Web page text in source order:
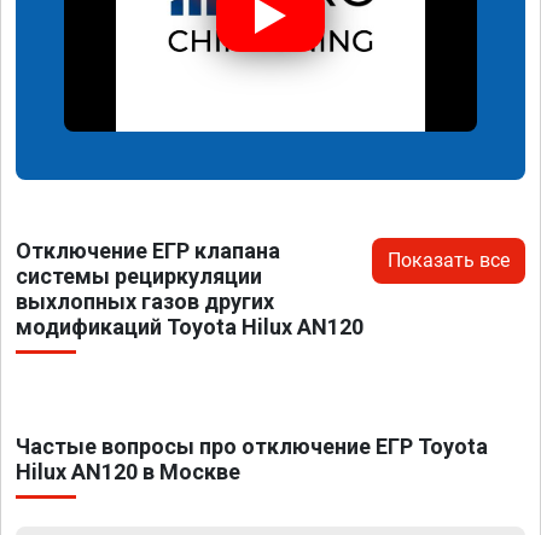
Отключение ЕГР клапана
системы рециркуляции
выхлопных газов других
модификаций Toyota Hilux AN120
Показать все
Частые вопросы про отключение ЕГР Toyota
Hilux AN120 в Москве